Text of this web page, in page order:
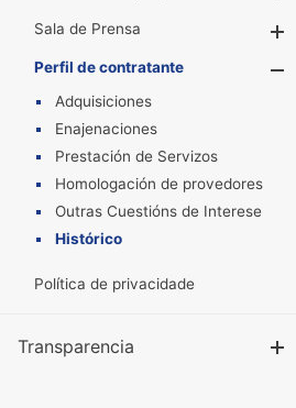
Sala de Prensa
Perfil de contratante
Adquisiciones
Enajenaciones
Prestación de Servizos
Homologación de provedores
Outras Cuestións de Interese
Histórico
Política de privacidade
Transparencia